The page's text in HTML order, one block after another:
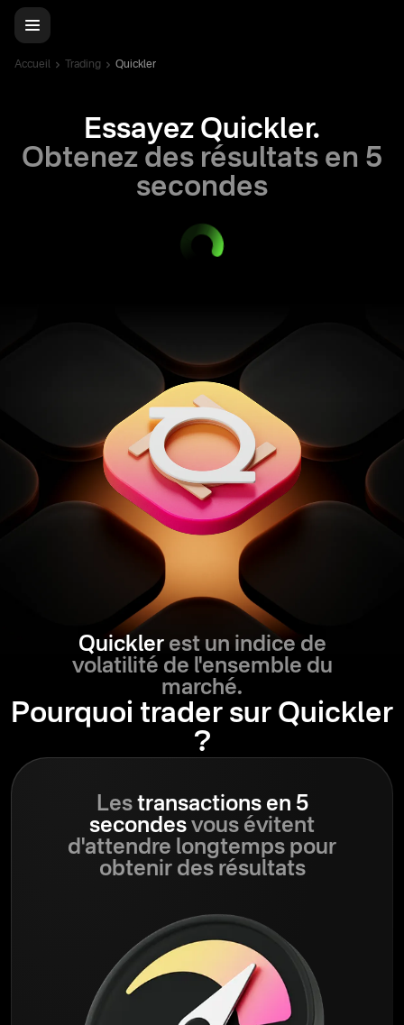
Accueil Trading Quickler
Essayez Quickler.
Obtenez des résultats en 5
secondes
Quicklerest un indice de
volatilité de l'ensemble du
marché.
Pourquoi trader sur Quickler
?
Les transactions en 5
secondes vous évitent
d'attendre longtemps pour
obtenir des résultats